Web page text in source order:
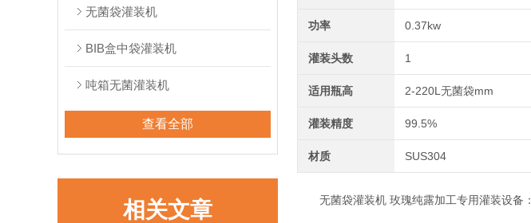
无菌袋灌装机
BIB盒中袋灌装机
吨箱无菌灌装机
查看全部
相关文章
功率 0.37kw
灌装头数 1
适用瓶高 2-220L无菌袋mm
灌装精度 99.5%
材质 SUS304
无菌袋灌装机 玫瑰纯露加工专用灌装设备：